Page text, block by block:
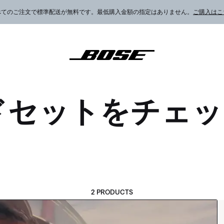
のご注文で標準配送が無料です。最低購入金額の指定はありません。 ご購入は
ットをチェ
2 PRODUCTS